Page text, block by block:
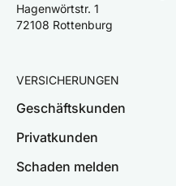
Hagenwörtstr. 1
72108 Rottenburg
VERSICHERUNGEN
Geschäftskunden
Privatkunden
Schaden melden